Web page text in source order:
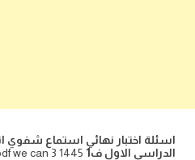
اسئلة اختبار نهائي استماع شفوي
الدراسي الاول ف1